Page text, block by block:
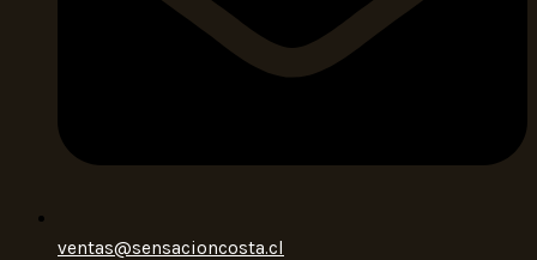
ventas@sensacioncosta.cl